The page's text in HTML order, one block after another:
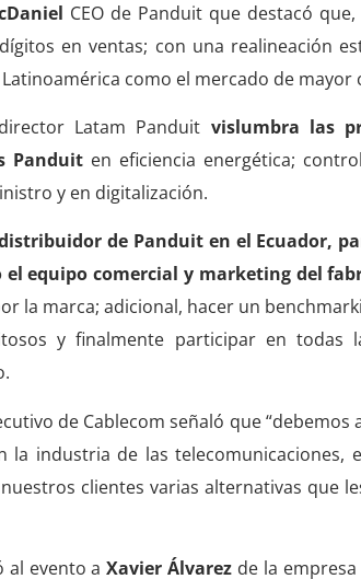
CEO de Panduit que destacó
en ventas; con una realineación
como el mercado de mayor
Latam Panduit vislumbra las
Panduit en eficiencia energética;
y en digitalización.
de Panduit en el Ecuador,
equipo comercial y marketing del
la marca; adicional, hacer un
y finalmente participar en todas
de Cablecom señaló que
la industria de las
clientes varias alternativas que
al evento aXavier Álvarez de la empresa